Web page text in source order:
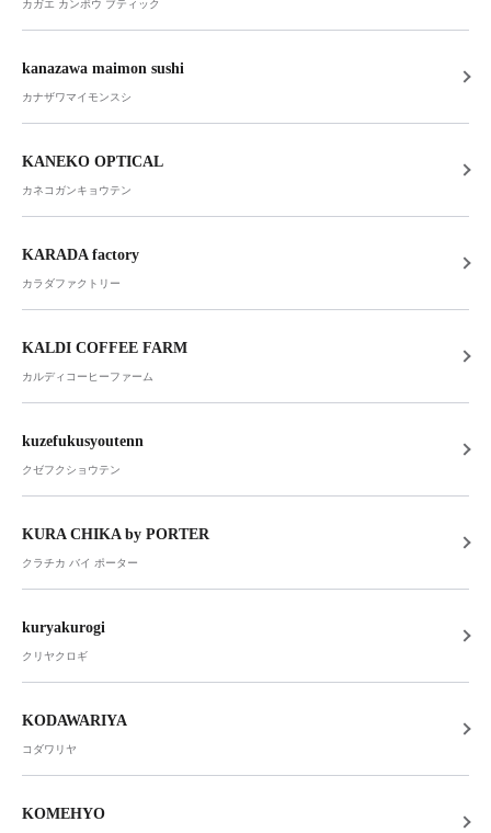
カガエ カンポウ ブティック
kanazawa maimon sushi
カナザワマイモンスシ
KANEKO OPTICAL
カネコガンキョウテン
KARADA factory
カラダファクトリー
KALDI COFFEE FARM
カルディコーヒーファーム
kuzefukusyoutenn
クゼフクショウテン
KURA CHIKA by PORTER
クラチカ バイ ポーター
kuryakurogi
クリヤクロギ
KODAWARIYA
コダワリヤ
KOMEHYO